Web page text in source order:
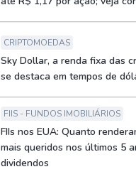
CRIPTOMOEDAS
Sky Dollar, a renda fixa das
se destaca em tempos de
FIIS - FUNDOS IMOBILIÁRIOS
FIIs nos EUA: Quanto
mais queridos nos últimos 5
dividendos